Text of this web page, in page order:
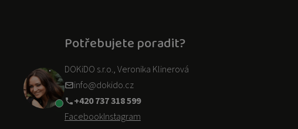
Potřebujete poradit?
DOKiDO s.r.o., Veronika Klinerová
info@dokido.cz
+420 737 318 599
FacebookInstagram